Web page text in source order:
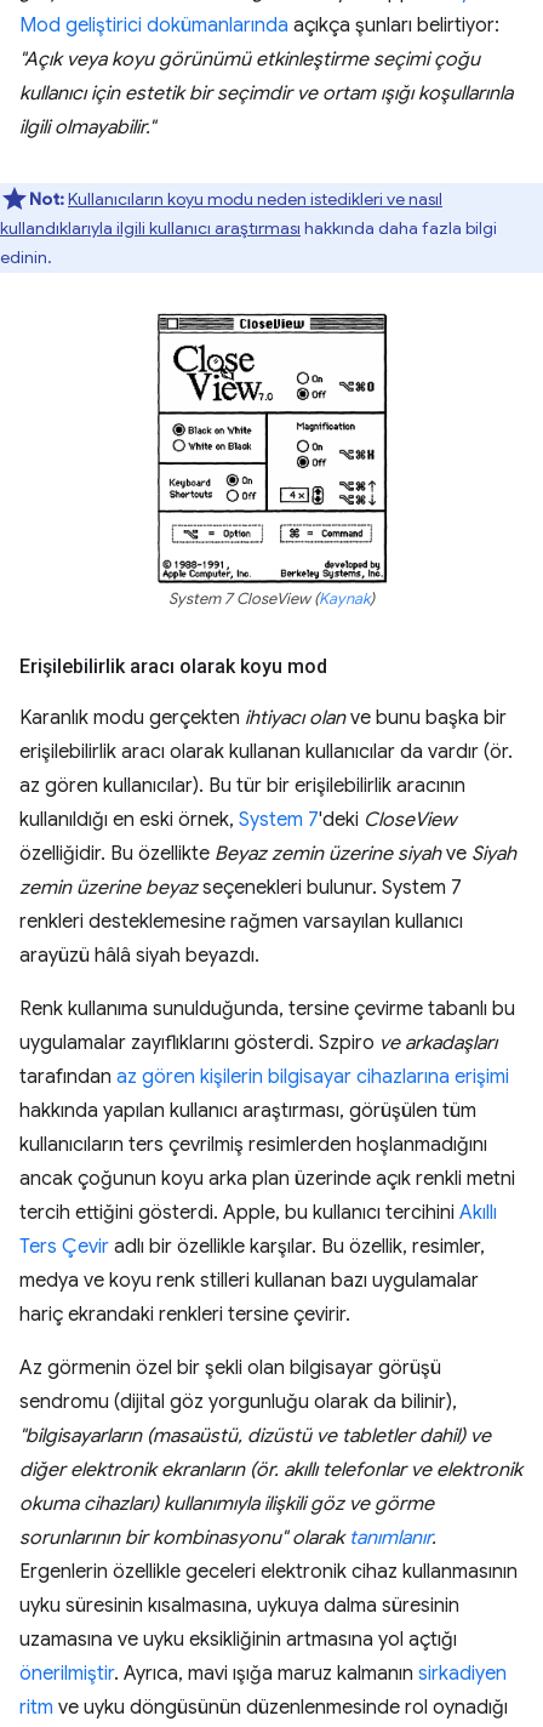
Mod geliştirici dokümanlarında açıkça şunları belirtiyor:
"Açık veya koyu görünümü etkinleştirme seçimi çoğu
kullanıcı için estetik bir seçimdir ve ortam ışığı koşullarınla
ilgili olmayabilir."
Not:Kullanıcıların koyu modu neden istedikleri ve nasıl
kullandıklarıyla ilgili kullanıcı araştırması hakkında daha fazla bilgi
edinin.
System 7 CloseView (Kaynak)
Erişilebilirlik aracı olarak koyu mod
Karanlık modu gerçekten ihtiyacı olanve bunu başka bir
erişilebilirlik aracı olarak kullanan kullanıcılar da vardır (ör.
az gören kullanıcılar). Bu tür bir erişilebilirlik aracının
kullanıldığı en eski örnek, System 7'deki CloseView
özelliğidir. Bu özellikte Beyaz zemin üzerine siyahve Siyah
zemin üzerine beyazseçenekleri bulunur. System 7
renkleri desteklemesine rağmen varsayılan kullanıcı
arayüzü hâlâ siyah beyazdı.
Renk kullanıma sunulduğunda, tersine çevirme tabanlı bu
uygulamalar zayıflıklarını gösterdi. Szpiro ve arkadaşları
tarafından az gören kişilerin bilgisayar cihazlarına erişimi
hakkında yapılan kullanıcı araştırması, görüşülen tüm
kullanıcıların ters çevrilmiş resimlerden hoşlanmadığını
ancak çoğunun koyu arka plan üzerinde açık renkli metni
tercih ettiğini gösterdi. Apple, bu kullanıcı tercihini Akıllı
Ters Çevir adlı bir özellikle karşılar. Bu özellik, resimler,
medya ve koyu renk stilleri kullanan bazı uygulamalar
hariç ekrandaki renkleri tersine çevirir.
Az görmenin özel bir şekli olan bilgisayar görüşü
sendromu (dijital göz yorgunluğu olarak da bilinir),
"bilgisayarların (masaüstü, dizüstü ve tabletler dahil) ve
diğer elektronik ekranların (ör. akıllı telefonlar ve elektronik
okuma cihazları) kullanımıyla ilişkili göz ve görme
sorunlarının bir kombinasyonu" olarak tanımlanır.
Ergenlerin özellikle geceleri elektronik cihaz kullanmasının
uyku süresinin kısalmasına, uykuya dalma süresinin
uzamasına ve uyku eksikliğinin artmasına yol açtığı
önerilmiştir. Ayrıca, mavi ışığa maruz kalmanın sirkadiyen
ritm ve uyku döngüsünün düzenlenmesinde rol oynadığı